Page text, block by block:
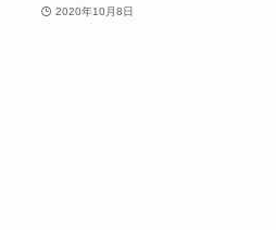
2020年10月8日